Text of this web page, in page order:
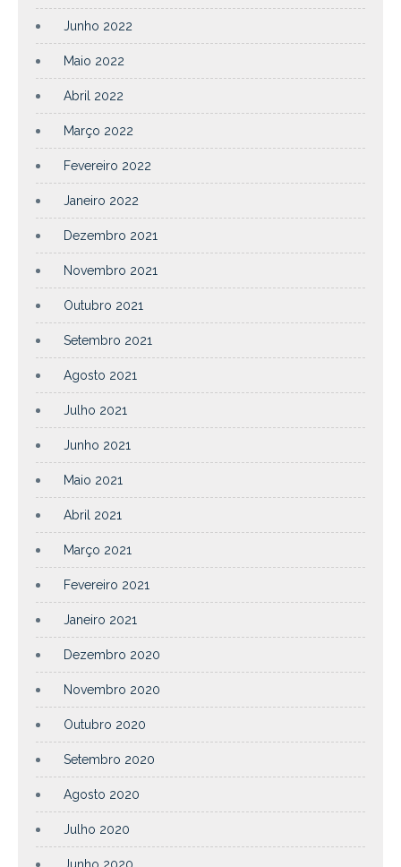
Junho 2022
Maio 2022
Abril 2022
Março 2022
Fevereiro 2022
Janeiro 2022
Dezembro 2021
Novembro 2021
Outubro 2021
Setembro 2021
Agosto 2021
Julho 2021
Junho 2021
Maio 2021
Abril 2021
Março 2021
Fevereiro 2021
Janeiro 2021
Dezembro 2020
Novembro 2020
Outubro 2020
Setembro 2020
Agosto 2020
Julho 2020